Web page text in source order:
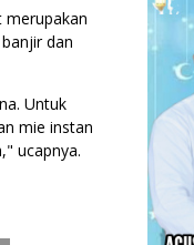
merupakan
dan
Untuk
mie instan
ucapnya.